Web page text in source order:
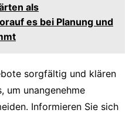
als
es bei Planung und
sorgfältig und klären
um unangenehme
Informieren Sie sich